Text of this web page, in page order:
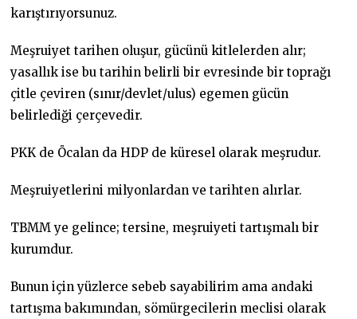
karıştırıyorsunuz.
Meşruiyet tarihen oluşur, gücünü kitlelerden alır;
yasallık ise bu tarihin belirli bir evresinde bir toprağı
çitle çeviren (sınır/devlet/ulus) egemen gücün
belirlediği çerçevedir.
PKK de Öcalan da HDP de küresel olarak meşrudur.
Meşruiyetlerini milyonlardan ve tarihten alırlar.
TBMM ye gelince; tersine, meşruiyeti tartışmalı bir
kurumdur.
Bunun için yüzlerce sebeb sayabilirim ama andaki
tartışma bakımından, sömürgecilerin meclisi olarak